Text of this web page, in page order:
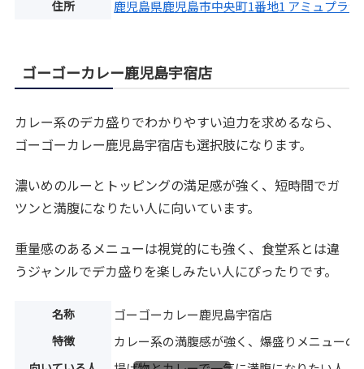
住所 鹿児島県鹿児島市中央町1番地1 アミュプラ
ゴーゴーカレー鹿児島宇宿店
カレー系のデカ盛りでわかりやすい迫力を求めるなら、
ゴーゴーカレー鹿児島宇宿店も選択肢になります。
濃いめのルーとトッピングの満足感が強く、短時間でガ
ツンと満腹になりたい人に向いています。
重量感のあるメニューは視覚的にも強く、食堂系とは違
うジャンルでデカ盛りを楽しみたい人にぴったりです。
名称 ゴーゴーカレー鹿児島宇宿店
特徴 カレー系の満腹感が強く、爆盛りメニューの